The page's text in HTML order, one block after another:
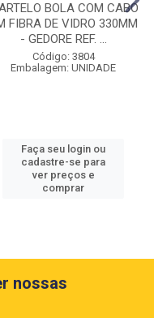
BOLA COM CABO
FIBRA DE VIDRO 330MM
- GEDORE REF. ...
Código: 3804
Embalagem: UNIDADE
Faça seu login ou
cadastre-se para
ver preços e
comprar
nossas